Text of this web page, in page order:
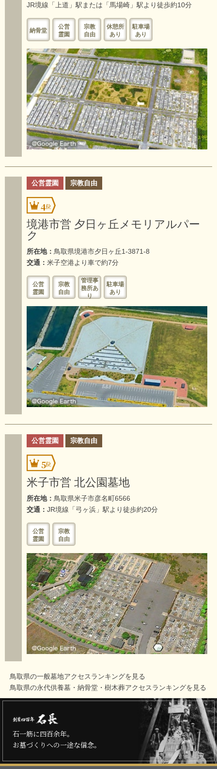
JR境線「上道」駅または「馬場崎」駅より徒歩約10分
納骨堂
公営
霊園
宗教
自由
休憩所
あり
駐車場
あり
公営霊園 宗教自由
4
境港市営 夕日ヶ丘メモリアルパー
ク
所在地： 鳥取県境港市夕日ヶ丘1-3871-8
交通： 米子空港より車で約7分
公営
霊園
宗教
自由
管理事
務所あ
り
駐車場
あり
公営霊園 宗教自由
5
米子市営 北公園墓地
所在地： 鳥取県米子市彦名町6566
交通： JR境線「弓ヶ浜」駅より徒歩約20分
公営
霊園
宗教
自由
鳥取県の一般墓地アクセスランキングを見る
鳥取県の永代供養墓・納骨堂・樹木葬アクセスランキングを見る
石一筋に四百余年。
お墓づくりへの一途な信念。